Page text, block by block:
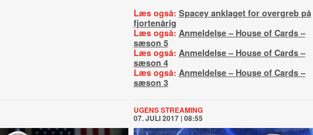
Læs også: Spacey anklaget for overgreb på
fjortenårig
Læs også: Anmeldelse – House of Cards –
sæson 5
Læs også: Anmeldelse – House of Cards –
sæson 4
Læs også: Anmeldelse – House of Cards –
sæson 3
UGENS STREAMING
07. JULI 2017 | 08:55